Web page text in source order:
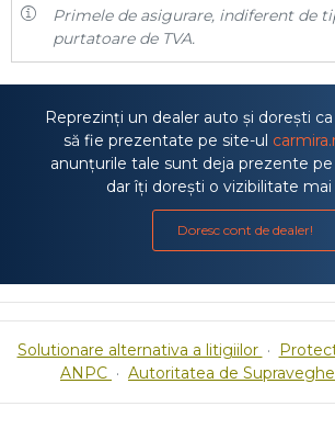
Primele de asigurare, indiferent de
purtatoare de TVA.
Reprezinți un dealer auto și dorești
să fie prezentate pe site-ul
anunțurile tale sunt deja prezente
dar îți dorești o vizibilitate mai
Doresc cont de dealer!
Solutionare alternativa a litigiilor ·
ANPC · Autoritatea de